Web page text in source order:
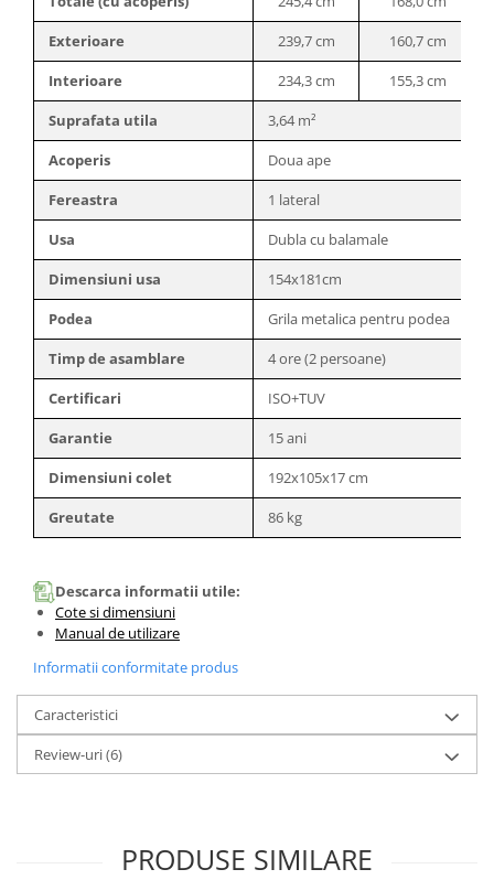
Scaune banci si sezlonguri
Umbrele si umbrare
Casute si depozitare
Casute de gradina
Dulapuri
Lazi de depozitare
APA IN GRADINA
Udarea gradinii
Conectori si racoduri
Aspersoare supraterane
Pistoale de stropit
Suporturi si carucioare furtun
CULTIVARE
Sere de gradina
Sere policarbonat
Accesorii sere
Compostoare
Mobilier camping si plaja
Scaune
Sezlonguri
ARTICOLE CRACIUN
Brazi artificiali de Craciun
Exterioare
239,7 cm
160,7 cm
Interioare
234,3 cm
155,3 cm
Suprafata utila
3,64 m²
Acoperis
Doua ape
Fereastra
1 lateral
Usa
Dubla cu balamale
Dimensiuni usa
154x181cm
Podea
Grila metalica pentru podea
Timp de asamblare
4 ore (2 persoane)
Certificari
ISO+TUV
Garantie
15 ani
Dimensiuni colet
192x105x17 cm
Greutate
86 kg
Descarca informatii utile:
Cote si dimensiuni
Manual de utilizare
Informatii conformitate produs
Caracteristici
Review-uri(6)
PRODUSE SIMILARE